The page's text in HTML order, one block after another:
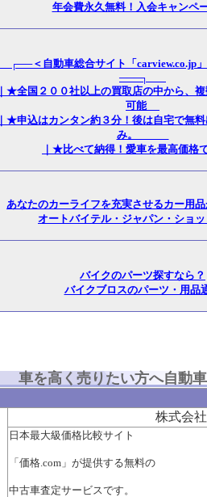
年会費永久無料！入会キャンペ
┌──＜自動車総合サイト「carview.co.jp」
───┐
｜★全国２００社以上の買取店の中から、
可能
｜★申込はカンタン約３分！後は自宅で無
み。
｜★比べて納得！愛車を最高価
あなたのカーライフを充実させるカー用
オートバイテル・ジャパン・ショ
バイクのパーツ探すなら？
バイクブロスのパーツ・用品
車を高く売りたい方へ自動
株式会
日本最大級価格比較サイト
「価格.com」が提供する無料の
中古車査定サービスです。